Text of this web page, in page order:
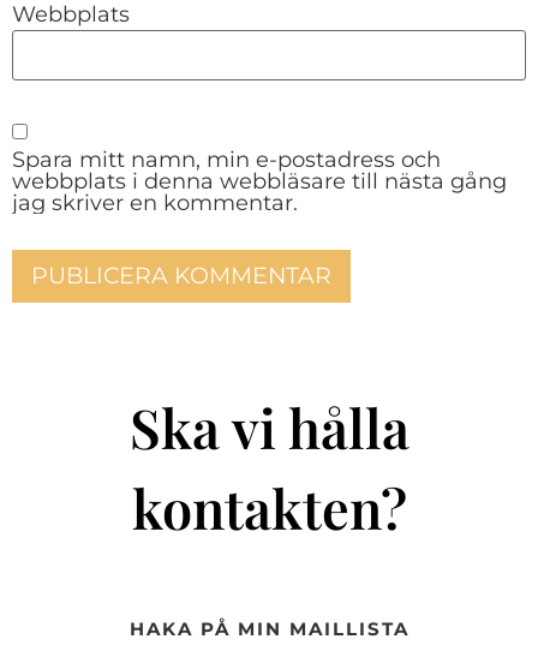
Webbplats
Spara mitt namn, min e-postadress och
webbplats i denna webbläsare till nästa gång
jag skriver en kommentar.
Ska vi hålla
kontakten?
HAKA PÅ MIN MAILLISTA